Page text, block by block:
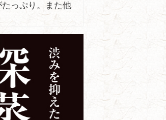
っぷり。また他